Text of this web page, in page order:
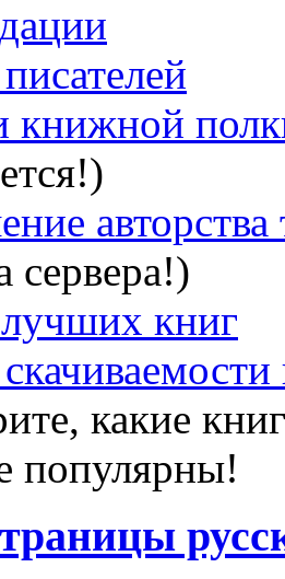
книжной
авторства
сервера!)
книг
какие
популярны!